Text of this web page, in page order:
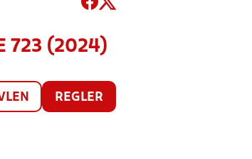
723 (2024)
REGLER